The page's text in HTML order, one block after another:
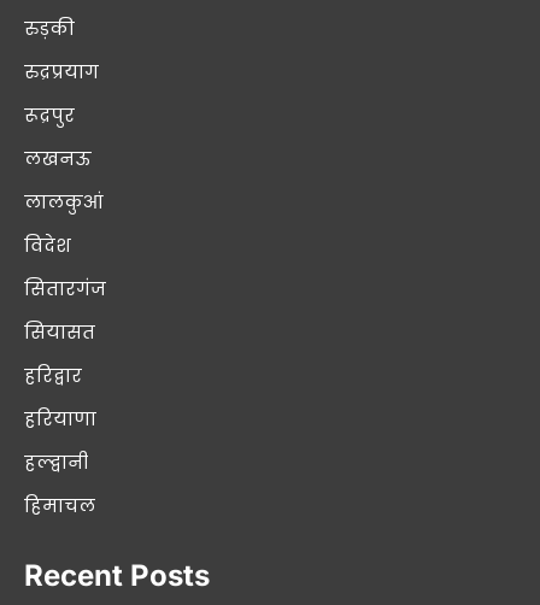
रुड़की
रुद्रप्रयाग
रूद्रपुर
लखनऊ
लालकुआं
विदेश
सितारगंज
सियासत
हरिद्वार
हरियाणा
हल्द्वानी
हिमाचल
Recent Posts